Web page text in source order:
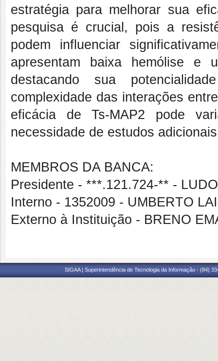
estratégia para melhorar sua
pesquisa é crucial, pois a
podem influenciar
apresentam baixa hemólise e
destacando sua
complexidade das interações
eficácia de Ts-MAP2 pode
necessidade de estudos
MEMBROS DA BANCA:
Presidente - ***.121.724-** -
Interno - 1352009 - UMBERTO
Externo à Instituição - BRENO
SIGAA | Superintendência de Tecnologia da Informação - (84)